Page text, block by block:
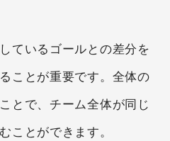
ているゴールとの差分を
ことが重要です。全体の
とで、チーム全体が同じ
ことができます。